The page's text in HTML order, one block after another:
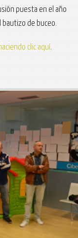
puesta en el año
bautizo de buceo.
clic aquí.